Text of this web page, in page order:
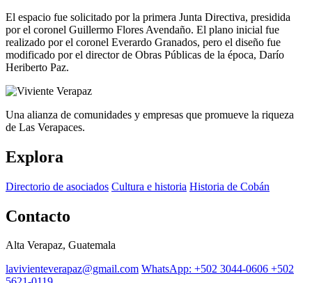
El espacio fue solicitado por la primera Junta Directiva, presidida
por el coronel Guillermo Flores Avendaño. El plano inicial fue
realizado por el coronel Everardo Granados, pero el diseño fue
modificado por el director de Obras Públicas de la época, Darío
Heriberto Paz.
Una alianza de comunidades y empresas que promueve la riqueza
de Las Verapaces.
Explora
Directorio de asociados Cultura e historia Historia de Cobán
Contacto
Alta Verapaz, Guatemala
lavivienteverapaz@gmail.com WhatsApp: +502 3044-0606 +502